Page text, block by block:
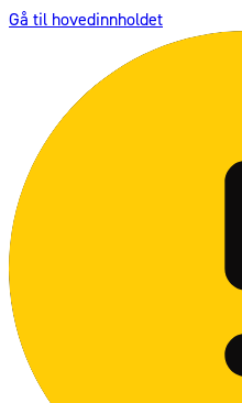
Gå til hovedinnholdet